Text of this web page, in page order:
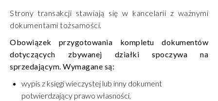
Strony transakcji stawiają się w kancelarii z ważnymi
dokumentami tożsamości.
Obowiązek przygotowania kompletu dokumentów
dotyczących zbywanej działki spoczywa na
sprzedającym. Wymagane są:
wypis z księgi wieczystej lub inny dokument
potwierdzający prawo własności,